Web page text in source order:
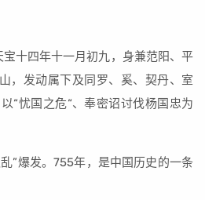
十四年十一月初九，身兼范阳、平
，发动属下及同罗、奚、契丹、室
“忧国之危“、奉密诏讨伐杨国忠为
”爆发。755年，是中国历史的一条